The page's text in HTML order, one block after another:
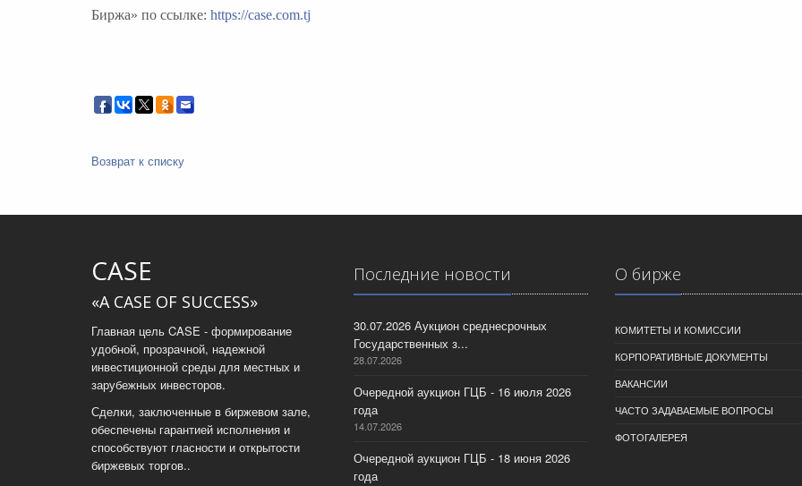
Биржа» по ссылке: https://case.com.tj
Возврат к списку
CASE
«A CASE OF SUCCESS»
Главная цель CASE - формирование
удобной, прозрачной, надежной
инвестиционной среды для местных и
зарубежных инвесторов.
Сделки, заключенные в биржевом зале,
обеспечены гарантией исполнения и
способствуют гласности и открытости
биржевых торгов..
Последние новости
30.07.2026 Аукцион среднесрочных
Государственных з...
28.07.2026
Очередной аукцион ГЦБ - 16 июля 2026
года
14.07.2026
Очередной аукцион ГЦБ - 18 июня 2026
года
О бирже
КОМИТЕТЫ И КОМИССИИ
КОРПОРАТИВНЫЕ ДОКУМЕНТЫ
ВАКАНСИИ
ЧАСТО ЗАДАВАЕМЫЕ ВОПРОСЫ
ФОТОГАЛЕРЕЯ